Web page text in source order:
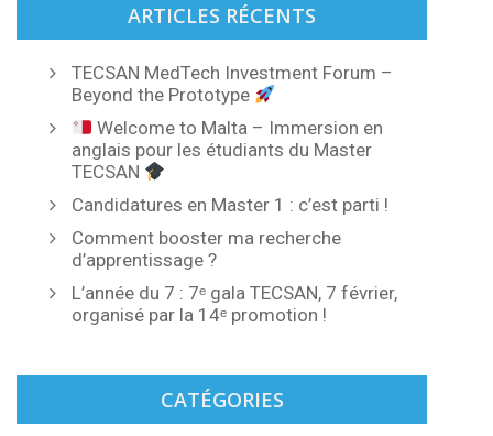
ARTICLES RÉCENTS
TECSAN MedTech Investment Forum –
Beyond the Prototype
Welcome to Malta – Immersion en
anglais pour les étudiants du Master
TECSAN
Candidatures en Master 1 : c’est parti !
Comment booster ma recherche
d’apprentissage ?
L’année du 7 : 7ᵉ gala TECSAN, 7 février,
organisé par la 14ᵉ promotion !
CATÉGORIES